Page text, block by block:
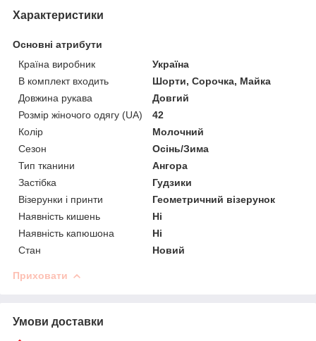
Характеристики
Основні атрибути
Країна виробник
Україна
В комплект входить
Шорти, Сорочка, Майка
Довжина рукава
Довгий
Розмір жіночого одягу (UA)
42
Колір
Молочний
Сезон
Осінь/Зима
Тип тканини
Ангора
Застібка
Гудзики
Візерунки і принти
Геометричний візерунок
Наявність кишень
Ні
Наявність капюшона
Ні
Стан
Новий
Приховати
Умови доставки